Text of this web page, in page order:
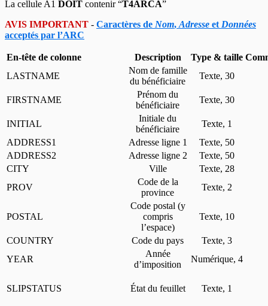
La cellule A1 DOIT contenir “T4ARCA”
AVIS IMPORTANT - Caractères de Nom, Adresse et Données
acceptés par l’ARC
En-tête de colonne Description Type & taille
LASTNAME
Nom de famille
du bénéficiaire
Texte, 30
FIRSTNAME
Prénom du
bénéficiaire
Texte, 30
INITIAL
Initiale du
bénéficiaire
Texte, 1
ADDRESS1
Adresse ligne 1
Texte, 50
ADDRESS2
Adresse ligne 2
Texte, 50
CITY
Ville
Texte, 28
PROV
Code de la
province
Texte, 2
POSTAL
Code postal (y
compris
l’espace)
Texte, 10
COUNTRY Code du pays
Texte, 3
YEAR
Année
d’imposition
Numérique, 4
SLIPSTATUS État du feuillet Texte, 1